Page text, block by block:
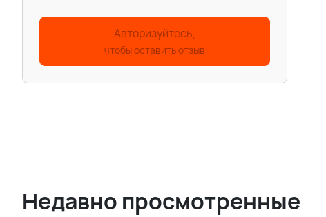
Авторизуйтесь,
чтобы оставить отзыв
Недавно просмотренные